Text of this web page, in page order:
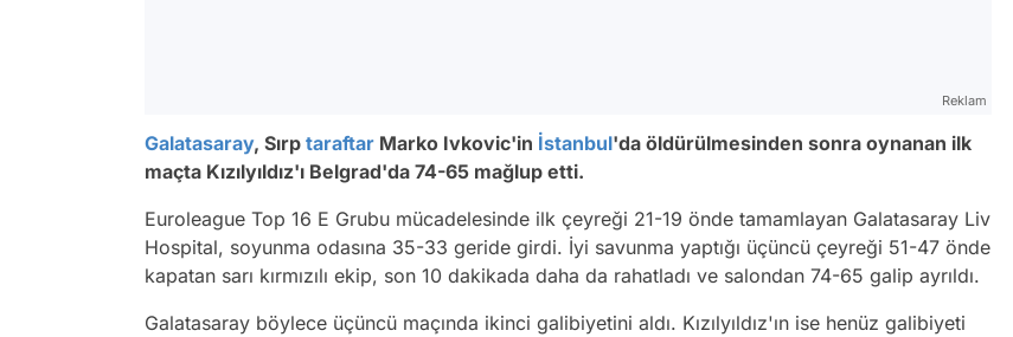
Reklam
Galatasaray, Sırp taraftar Marko Ivkovic'in İstanbul'da öldürülmesinden sonra oynanan ilk
maçta Kızılyıldız'ı Belgrad'da 74-65 mağlup etti.
Euroleague Top 16 E Grubu mücadelesinde ilk çeyreği 21-19 önde tamamlayan Galatasaray Liv
Hospital, soyunma odasına 35-33 geride girdi. İyi savunma yaptığı üçüncü çeyreği 51-47 önde
kapatan sarı kırmızılı ekip, son 10 dakikada daha da rahatladı ve salondan 74-65 galip ayrıldı.
Galatasaray böylece üçüncü maçında ikinci galibiyetini aldı. Kızılyıldız'ın ise henüz galibiyeti